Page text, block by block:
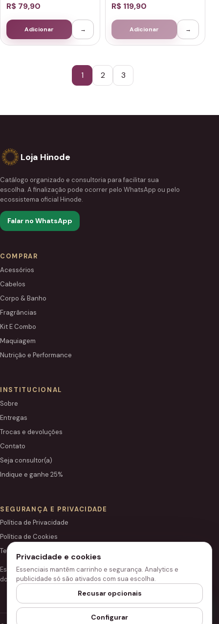
R$ 79,90
Adicionar →
R$ 119,90
Adicionar →
1 2 3
Loja Hinode
Catálogo organizado e consultoria para facilitar sua
escolha. A finalização pode ocorrer pelo WhatsApp ou pelo
ecossistema oficial Hinode.
Falar no WhatsApp
COMPRAR
Acessórios
Cabelos
Corpo & Banho
Fragrâncias
Kit E Combo
Maquiagem
Nutrição e Performance
INSTITUCIONAL
Sobre
Entregas
Trocas e devoluções
Contato
Seja consultor(a)
Indique e ganhe 25%
SEGURANÇA E PRIVACIDADE
Política de Privacidade
Política de Cookies
Termos de Uso
Este site é independente e não é o portal institucional oficial
do Grupo Hinode.
Privacidade e cookies
Essenciais mantêm carrinho e segurança. Analytics e
publicidade só são ativados com sua escolha.
Recusar opcionais
Configurar